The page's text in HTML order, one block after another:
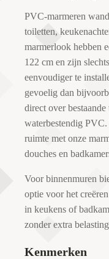
PVC-marmeren
toiletten,
marmerlook hebben
122 cm en zijn
eenvoudiger te
gevoelig dan
direct over
waterbestendig
ruimte met onze
douches en
Voor binnenmuren
optie voor het
in keukens of
zonder extra
Kenmerken